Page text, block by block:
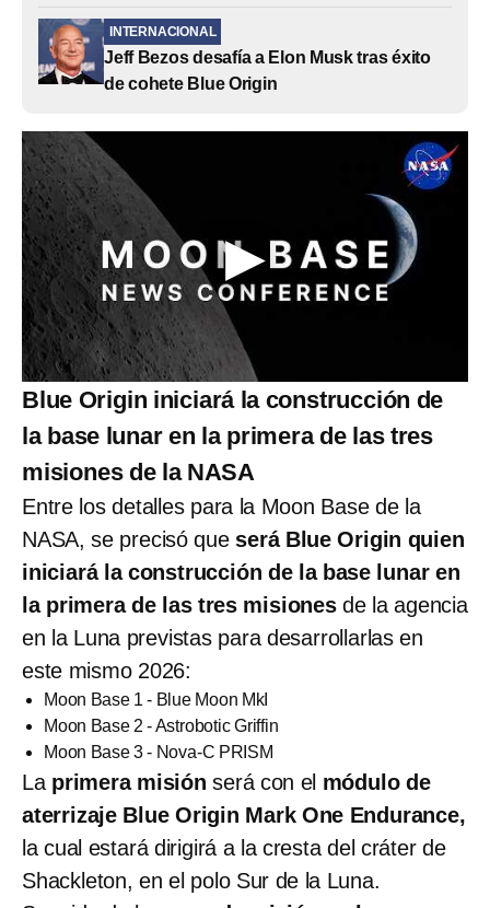
INTERNACIONAL
Jeff Bezos desafía a Elon Musk tras éxito
de cohete Blue Origin
Blue Origin iniciará la construcción de
la base lunar en la primera de las tres
misiones de la NASA
Entre los detalles para la Moon Base de la
NASA, se precisó que será Blue Origin quien
iniciará la construcción de la base lunar en
la primera de las tres misionesde la agencia
en la Luna previstas para desarrollarlas en
este mismo 2026:
Moon Base 1 - Blue Moon MkI
Moon Base 2 - Astrobotic Griffin
Moon Base 3 - Nova-C PRISM
La primera misiónserá con el módulo de
aterrizaje Blue Origin Mark One Endurance,
la cual estará dirigirá a la cresta del cráter de
Shackleton, en el polo Sur de la Luna.